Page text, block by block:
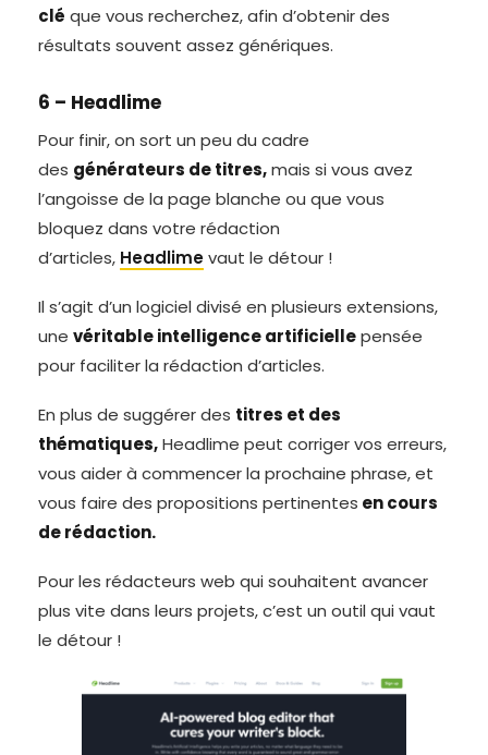
clé que vous recherchez, afin d’obtenir des
résultats souvent assez génériques.
6 – Headlime
Pour finir, on sort un peu du cadre
des générateurs de titres,mais si vous avez
l’angoisse de la page blanche ou que vous
bloquez dans votre rédaction
d’articles, Headlimevaut le détour !
Il s’agit d’un logiciel divisé en plusieurs extensions,
une véritable intelligence artificiellepensée
pour faciliter la rédaction d’articles.
En plus de suggérer des titres et des
thématiques,Headlime peut corriger vos erreurs,
vous aider à commencer la prochaine phrase, et
vous faire des propositions pertinentes en cours
de rédaction.
Pour les rédacteurs web qui souhaitent avancer
plus vite dans leurs projets, c’est un outil qui vaut
le détour !